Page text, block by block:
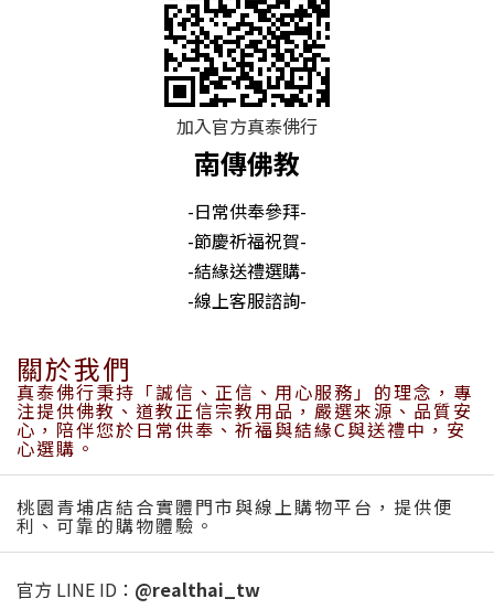
加入官方真泰佛行
南傳佛教
-日常供奉參拜-
-節慶祈福祝賀-
-結緣送禮選購-
-線上客服諮詢-
關於我們
真泰佛行秉持「誠信、正信、用心服務」的理念，專
注提供佛教、道教正信宗教用品，嚴選來源、品質安
心，陪伴您於日常供奉、祈福與結緣C與送禮中，安
心選購。
桃園青埔店結合實體門市與線上購物平台，提供便
利、可靠的購物體驗。
官方 LINE ID： @realthai_tw